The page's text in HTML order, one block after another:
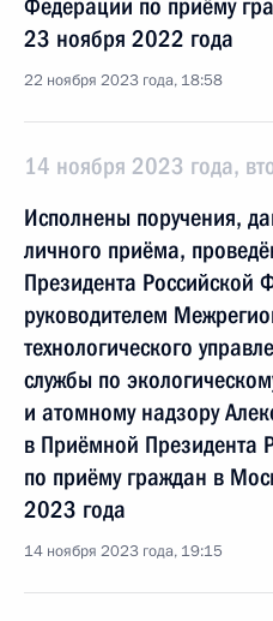
Федерации по приёму
23 ноября 2022 года
22 ноября 2023 года, 18:58
14 ноября 2023 года,
Исполнены поручения,
личного приёма,
Президента Российской
руководителем
технологического
службы по
и атомному надзору
в Приёмной Президента
по приёму граждан в
2023 года
14 ноября 2023 года, 19:15